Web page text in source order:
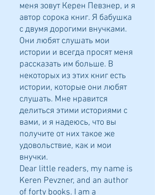
меня зовут Керен Певзнер, и я
автор сорока книг. Я бабушка
с двумя дорогими внучками.
Они любят слушать мои
истории и всегда просят меня
рассказать им больше. В
некоторых из этих книг есть
истории, которые они любят
слушать. Мне нравится
делиться этими историями с
вами, и я надеюсь, что вы
получите от них такое же
удовольствие, как и мои
внучки.
Dear little readers, my name is
Keren Pevzner, and an author
of forty books. I am a